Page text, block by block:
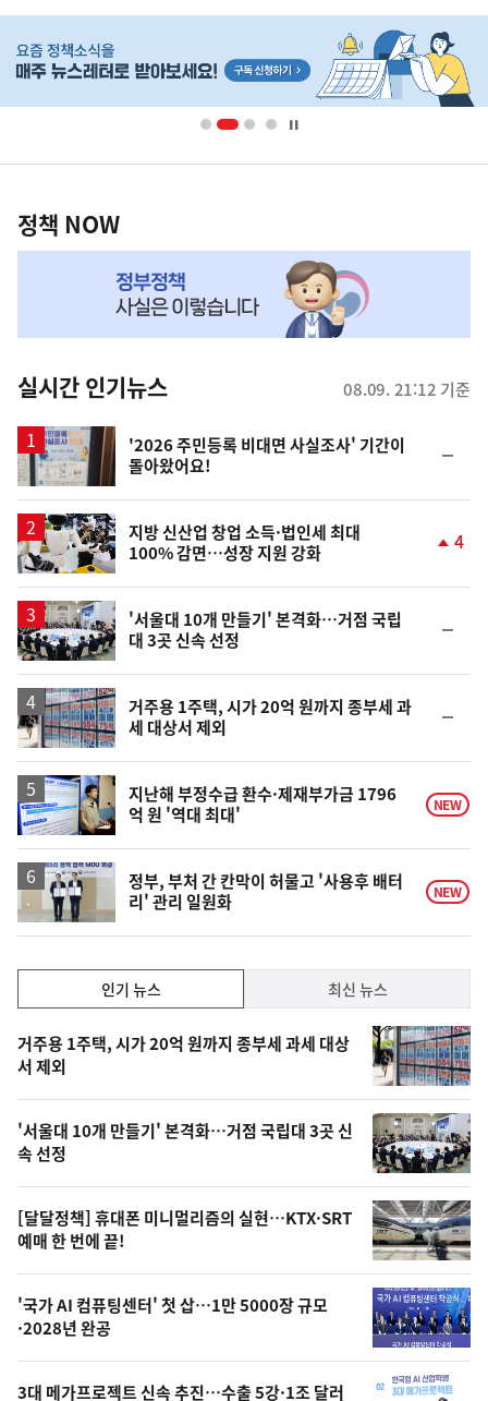
단
영
책
NOW,
뉴
스
정책 NOW
실시간 인기뉴스 08.09. 21:12 기준
'2026 주민등록 비대면 사실조사' 기간이
돌아왔어요!
일
지방 신산업 창업 소득·법인세 최대
100% 감면…성장 지원 강화
상
4
'서울대 10개 만들기' 본격화…거점 국립
대 3곳 신속 선정
일
거주용 1주택, 시가 20억 원까지 종부세 과
세 대상서 제외
일
지난해 부정수급 환수·제재부가금 1796
억 원 '역대 최대'
NEW
정부, 부처 간 칸막이 허물고 '사용후 배터
리' 관리 일원화
NEW
기,
최
신,
오
늘
의
영
상
오
의
인기 뉴스 최신 뉴스
기
뉴
스
거주용 1주택, 시가 20억 원까지 종부세 과세 대상
서 제외
'서울대 10개 만들기' 본격화…거점 국립대 3곳 신
속 선정
[달달정책] 휴대폰 미니멀리즘의 실현…KTX·SRT
예매 한 번에 끝!
'국가 AI 컴퓨팅센터' 첫 삽…1만 5000장 규모
·2028년 완공
3대 메가프로젝트 신속 추진…수출 5강·1조 달러